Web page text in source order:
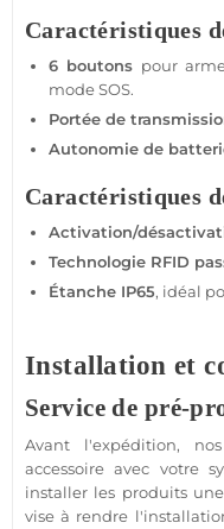
Caractéristiques
6 boutons pour
mode SOS.
Portée de
Autonomie de
Caractéristiques
Activation/
Technologie RFID
Étanche IP65, idéal
Installation et
Service de pré-
Avant l'expédition,
accessoire avec votre
installer les produits
vise à rendre